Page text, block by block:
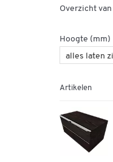
Overzicht
Hoogte (mm)
Artikelen